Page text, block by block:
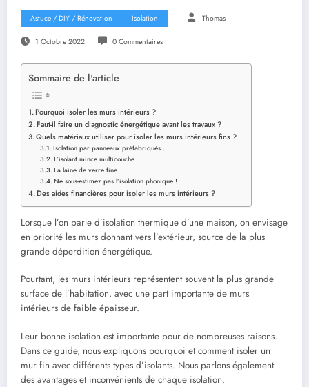
Astuce / DIY / Rénovation Isolation Thomas
1 Octobre 2022 0 Commentaires
Sommaire de l'article
Pourquoi isoler les murs intérieurs ?
Faut-il faire un diagnostic énergétique avant les travaux ?
Quels matériaux utiliser pour isoler les murs intérieurs fins ?
Isolation par panneaux préfabriqués .
L’isolant mince multicouche
La laine de verre fine
Ne sous-estimez pas l’isolation phonique !
Des aides financières pour isoler les murs intérieurs ?
Lorsque l’on parle d’isolation thermique d’une maison, on envisage
en priorité les murs donnant vers l’extérieur, source de la plus
grande déperdition énergétique.
Pourtant, les murs intérieurs représentent souvent la plus grande
surface de l’habitation, avec une part importante de murs
intérieurs de faible épaisseur.
Leur bonne isolation est importante pour de nombreuses raisons.
Dans ce guide, nous expliquons pourquoi et comment isoler un
mur fin avec différents types d’isolants. Nous parlons également
des avantages et inconvénients de chaque isolation.